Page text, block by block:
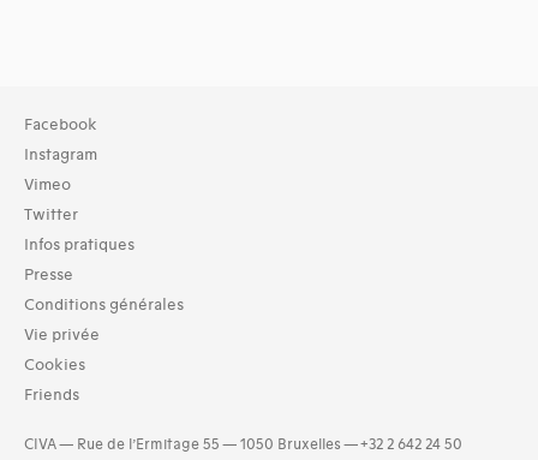
Facebook
Instagram
Vimeo
Twitter
Infos pratiques
Presse
Conditions générales
Vie privée
Cookies
Friends
CIVA — Rue de l’Ermitage 55 — 1050 Bruxelles — +32 2 642 24 50